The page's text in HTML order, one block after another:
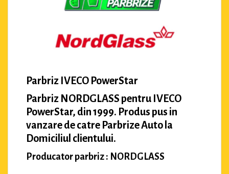
Parbriz IVECO PowerStar
Parbriz NORDGLASS pentru IVECO
PowerStar, din 1999. Produs pus in
vanzare de catre Parbrize Auto la
Domiciliul clientului.
Producator parbriz : NORDGLASS